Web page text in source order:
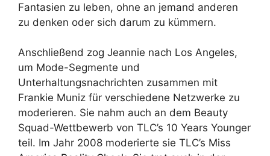
Fantasien zu leben, ohne an jemand anderen
zu denken oder sich darum zu kümmern.
Anschließend zog Jeannie nach Los Angeles,
um Mode-Segmente und
Unterhaltungsnachrichten zusammen mit
Frankie Muniz für verschiedene Netzwerke zu
moderieren. Sie nahm auch an dem Beauty
Squad-Wettbewerb von TLC’s 10 Years Younger
teil. Im Jahr 2008 moderierte sie TLC’s Miss